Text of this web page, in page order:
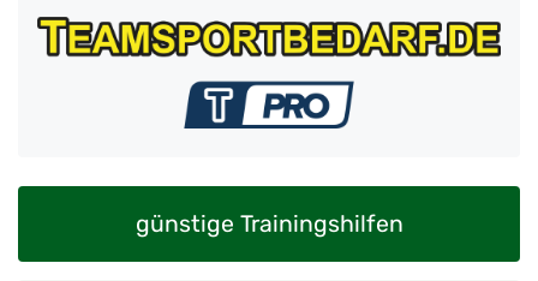
günstige Trainingshilfen